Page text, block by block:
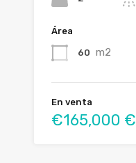
Área
60 m2
En venta
€165,000 €